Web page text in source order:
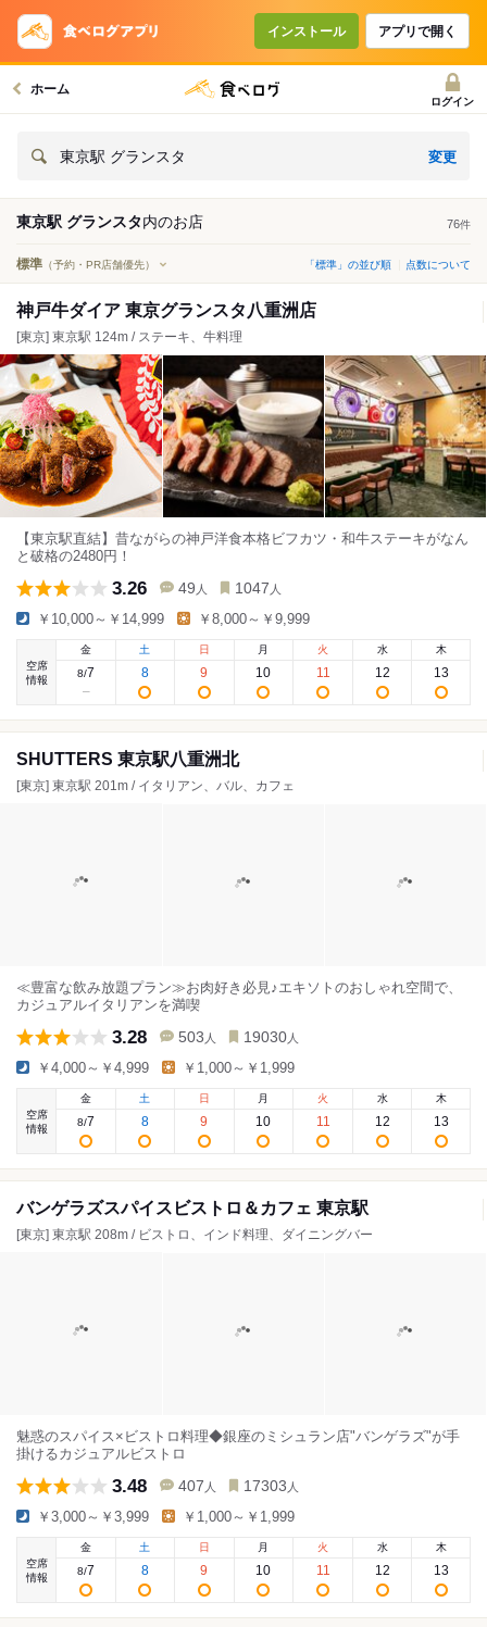
インストール アプリで開く
ホーム
ログイン
東京駅 グランスタ 変更
東京駅 グランスタ内のお店 76件
標準 （予約・PR店舗優先） 「標準」の並び順 点数について
神戸牛ダイア 東京グランスタ八重洲店
[東京] 東京駅 124m / ステーキ、牛料理
【東京駅直結】昔ながらの神戸洋食本格ビフカツ・和牛ステーキがなん
と破格の2480円！
3.26 49 人 1047 人
￥10,000～￥14,999 ￥8,000～￥9,999
空席
情報
金
8/7
土
8
日
9
月
10
火
11
水
12
木
13
SHUTTERS 東京駅八重洲北
[東京] 東京駅 201m / イタリアン、バル、カフェ
≪豊富な飲み放題プラン≫お肉好き必見♪エキソトのおしゃれ空間で、
カジュアルイタリアンを満喫
3.28 503 人 19030 人
￥4,000～￥4,999 ￥1,000～￥1,999
空席
情報
金
8/7
土
8
日
9
月
10
火
11
水
12
木
13
バンゲラズスパイスビストロ＆カフェ 東京駅
[東京] 東京駅 208m / ビストロ、インド料理、ダイニングバー
魅惑のスパイス×ビストロ料理◆銀座のミシュラン店"バンゲラズ"が手
掛けるカジュアルビストロ
3.48 407 人 17303 人
￥3,000～￥3,999 ￥1,000～￥1,999
空席
情報
金
8/7
土
8
日
9
月
10
火
11
水
12
木
13